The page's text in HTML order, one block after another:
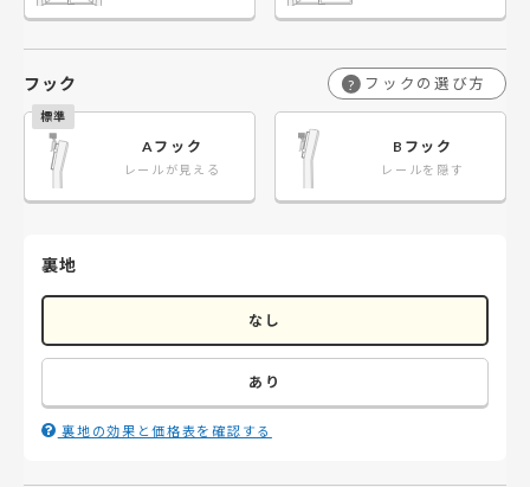
フック ? フックの選び方
Aフック
レールが見える
Bフック
レールを隠す
裏地
なし
あり
裏地の効果と価格表を確認する